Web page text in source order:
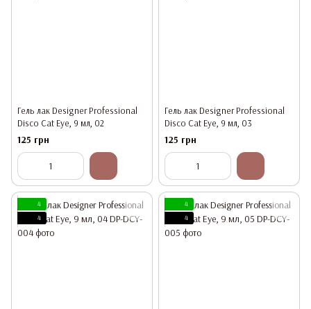
Гель лак Designer Professional
Disco Cat Eye, 9 мл, 02
125 грн
Гель лак Designer Professional
Disco Cat Eye, 9 мл, 03
125 грн
4
4
4
4